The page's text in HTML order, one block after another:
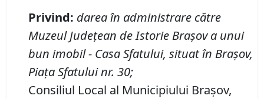
Privind: darea în administrare către
Muzeul Județean de Istorie Brașov a unui
bun imobil - Casa Sfatului, situat în Brașov,
Piața Sfatului nr. 30;
Consiliul Local al Municipiului Brașov,